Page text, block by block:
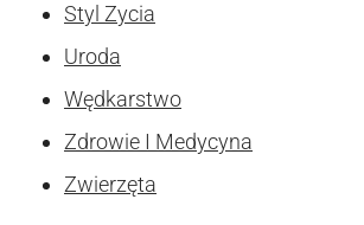
Styl Zycia
Uroda
Wędkarstwo
Zdrowie I Medycyna
Zwierzęta